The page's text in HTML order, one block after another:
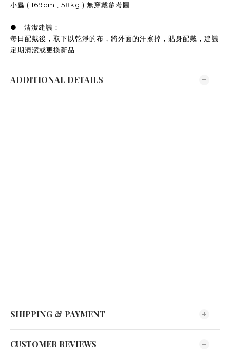
小蟲 ( 169cm , 58kg ) 無穿戴參考圖
● 清潔建議：
每日配戴後，取下以乾淨的布，將外面的汗擦掉，貼身配戴，建議
定期清潔或更換新品
ADDITIONAL DETAILS
SHIPPING & PAYMENT
CUSTOMER REVIEWS